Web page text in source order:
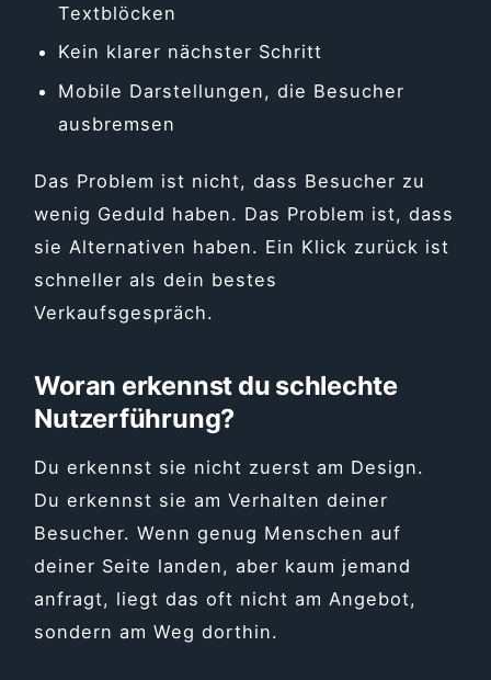
Textblöcken
Kein klarer nächster Schritt
Mobile Darstellungen, die Besucher
ausbremsen
Das Problem ist nicht, dass Besucher zu
wenig Geduld haben. Das Problem ist, dass
sie Alternativen haben. Ein Klick zurück ist
schneller als dein bestes
Verkaufsgespräch.
Woran erkennst du schlechte
Nutzerführung?
Du erkennst sie nicht zuerst am Design.
Du erkennst sie am Verhalten deiner
Besucher. Wenn genug Menschen auf
deiner Seite landen, aber kaum jemand
anfragt, liegt das oft nicht am Angebot,
sondern am Weg dorthin.